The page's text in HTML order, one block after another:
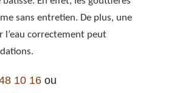
sans entretien. De plus, une
l’eau correctement peut
10 16 ou